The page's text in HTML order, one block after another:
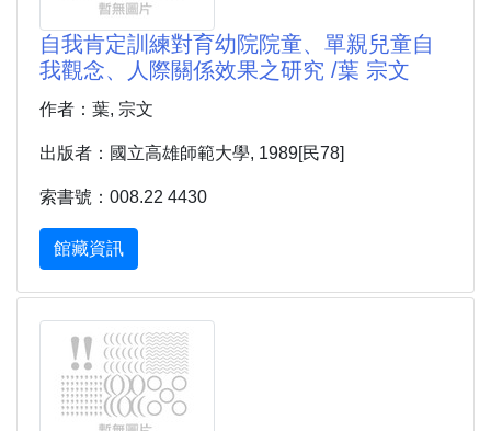
自我肯定訓練對育幼院院童、單親兒童自
我觀念、人際關係效果之研究 /葉 宗文
作者：葉, 宗文
出版者：國立高雄師範大學, 1989[民78]
索書號：008.22 4430
館藏資訊